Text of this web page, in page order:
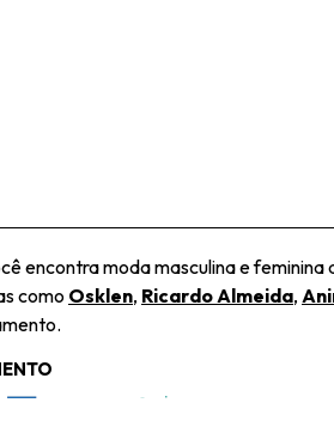
encontra moda masculina e
como Osklen, Ricardo Almeida,